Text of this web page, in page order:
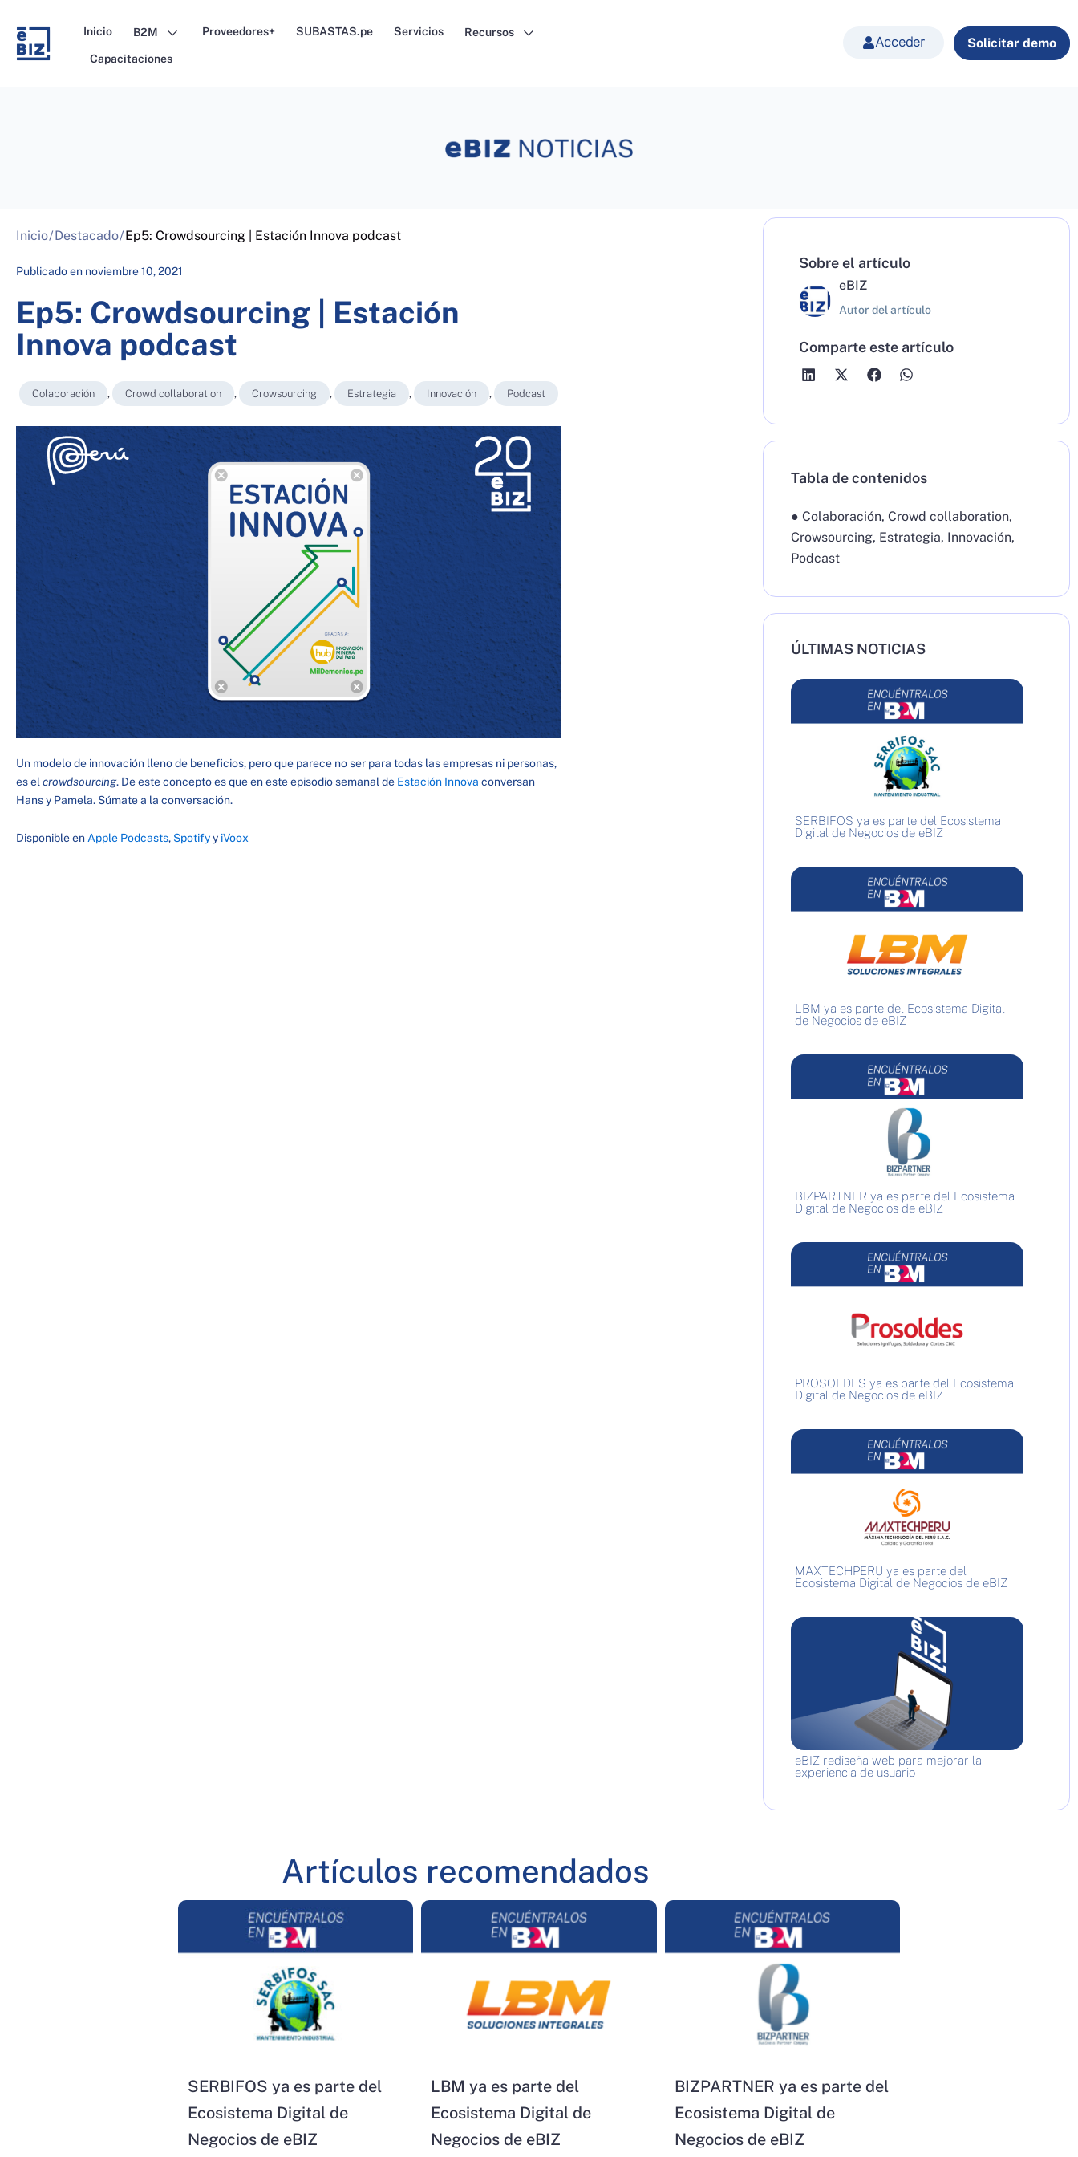
content
Inicio B2M Proveedores+ SUBASTAS.pe Servicios Recursos
Capacitaciones
Acceder Solicitar demo
Inicio/Destacado/Ep5: Crowdsourcing | Estación Innova podcast
Publicado en noviembre 10, 2021
Ep5: Crowdsourcing | Estación
Innova podcast
Colaboración , Crowd collaboration , Crowsourcing , Estrategia , Innovación , Podcast
Un modelo de innovación lleno de beneficios, pero que parece no ser para todas las empresas ni personas,
es el crowdsourcing. De este concepto es que en este episodio semanal de Estación Innova conversan
Hans y Pamela. Súmate a la conversación.
Disponible en Apple Podcasts, Spotifyy iVoox
Sobre el artículo
eBIZ
Autor del artículo
Comparte este artículo
Tabla de contenidos
● Colaboración, Crowd collaboration,
Crowsourcing, Estrategia, Innovación,
Podcast
ÚLTIMAS NOTICIAS
SERBIFOS ya es parte del Ecosistema
Digital de Negocios de eBIZ
LBM ya es parte del Ecosistema Digital
de Negocios de eBIZ
BIZPARTNER ya es parte del Ecosistema
Digital de Negocios de eBIZ
PROSOLDES ya es parte del Ecosistema
Digital de Negocios de eBIZ
MAXTECHPERU ya es parte del
Ecosistema Digital de Negocios de eBIZ
eBIZ rediseña web para mejorar la
experiencia de usuario
Artículos recomendados
SERBIFOS ya es parte del
Ecosistema Digital de
Negocios de eBIZ
LBM ya es parte del
Ecosistema Digital de
Negocios de eBIZ
BIZPARTNER ya es parte del
Ecosistema Digital de
Negocios de eBIZ